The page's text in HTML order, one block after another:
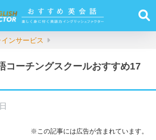
ンサービス
コーチングスクールおすすめ17
※この記事には広告が含まれています。